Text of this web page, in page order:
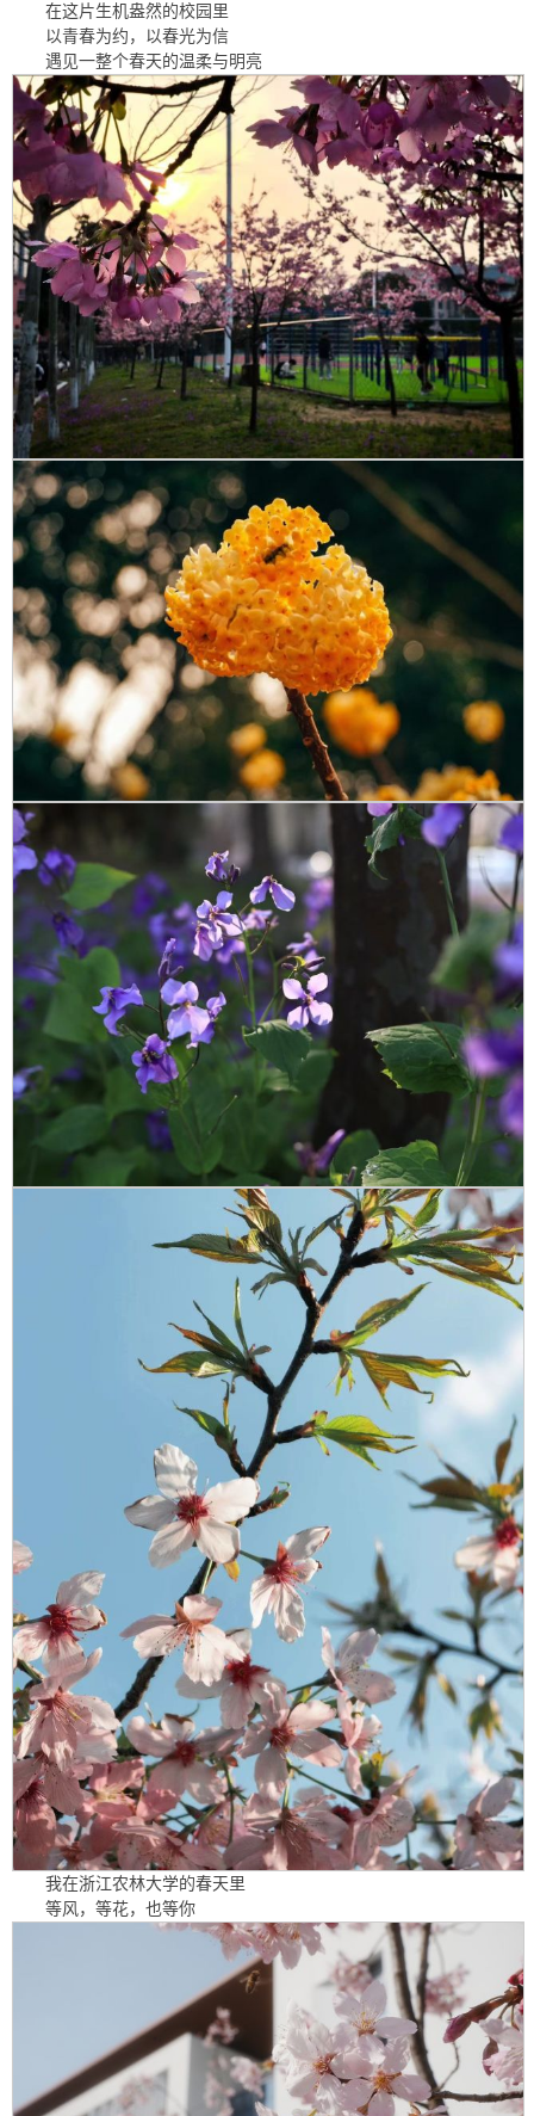
在这片生机盎然的校园里
以青春为约，以春光为信
遇见一整个春天的温柔与明亮
我在浙江农林大学的春天里
等风，等花，也等你